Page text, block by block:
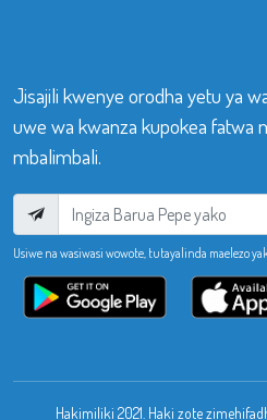
Jisajili kwenye orodha yetu ya
uwe wa kwanza kupokea fatwa
mbalimbali.
Usiwe na wasiwasi wowote, tutayalinda maelezo
Hakimiliki 2021. Haki zote